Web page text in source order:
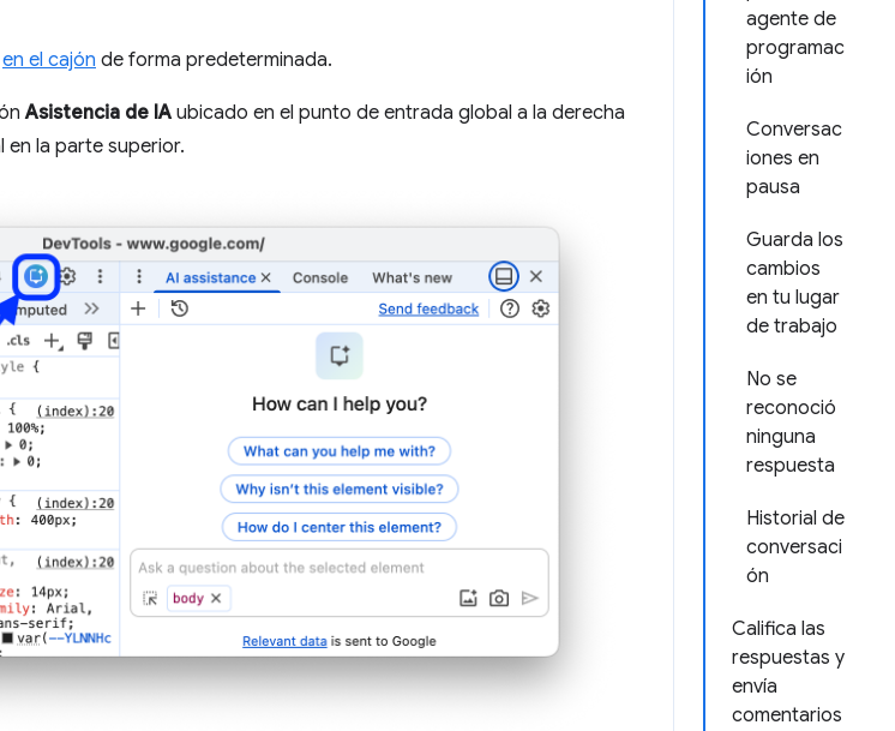
agente de
programac
ión
Conversac
iones en
pausa
Guarda los
cambios
en tu lugar
de trabajo
No se
reconoció
ninguna
respuesta
Historial de
conversaci
ón
Califica las
respuestas y
envía
comentarios
en el cajón de forma predeterminada.
Asistencia de IA ubicado en el punto de entrada global a la derecha
en la parte superior.